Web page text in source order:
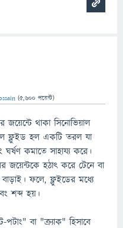
(5,600 পয়েন্ট)
থাকা সিনোভিয়াল
ফ্লুইড হল একটি তরল যা
কমাতে সাহায্য করে।
হঠাৎ করে টেনে বা
ফলে, ফ্লুইডের মধ্যে
শব্দ হয়।
বা "ক্র্যাক" হিসাবে